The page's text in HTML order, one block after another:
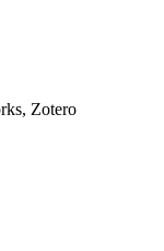
Zotero